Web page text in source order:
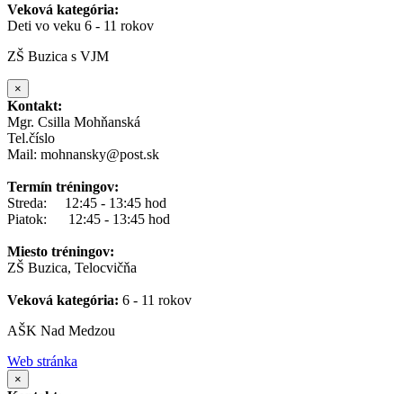
Veková kategória:
Deti vo veku 6 - 11 rokov
ZŠ Buzica s VJM
×
Kontakt:
Mgr. Csilla Mohňanská
Tel.číslo
Mail: mohnansky@post.sk
Termín tréningov:
Streda: 12:45 - 13:45 hod
Piatok: 12:45 - 13:45 hod
Miesto tréningov:
ZŠ Buzica, Telocvičňa
Veková kategória: 6 - 11 rokov
AŠK Nad Medzou
Web stránka
×